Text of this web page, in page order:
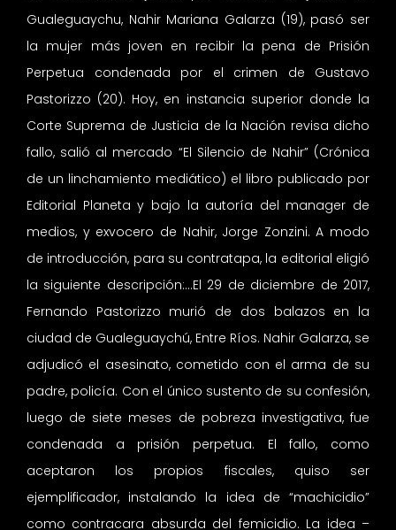
Gualeguaychu, Nahir Mariana Galarza (19), pasó ser
la mujer más joven en recibir la pena de Prisión
Perpetua condenada por el crimen de Gustavo
Pastorizzo (20). Hoy, en instancia superior donde la
Corte Suprema de Justicia de la Nación revisa dicho
fallo, salió al mercado “El Silencio de Nahir” (Crónica
de un linchamiento mediático) el libro publicado por
Editorial Planeta y bajo la autoría del manager de
medios, y exvocero de Nahir, Jorge Zonzini. A modo
de introducción, para su contratapa, la editorial eligió
la siguiente descripción:…El 29 de diciembre de 2017,
Fernando Pastorizzo murió de dos balazos en la
ciudad de Gualeguaychú, Entre Ríos. Nahir Galarza, se
adjudicó el asesinato, cometido con el arma de su
padre, policía. Con el único sustento de su confesión,
luego de siete meses de pobreza investigativa, fue
condenada a prisión perpetua. El fallo, como
aceptaron los propios fiscales, quiso ser
ejemplificador, instalando la idea de “machicidio”
como contracara absurda del femicidio. La idea –